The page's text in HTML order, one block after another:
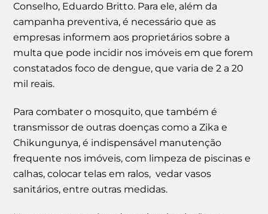
Conselho, Eduardo Britto. Para ele, além da
campanha preventiva, é necessário que as
empresas informem aos proprietários sobre a
multa que pode incidir nos imóveis em que forem
constatados foco de dengue, que varia de 2 a 20
mil reais.
Para combater o mosquito, que também é
transmissor de outras doenças como a Zika e
Chikungunya, é indispensável manutenção
frequente nos imóveis, com limpeza de piscinas e
calhas, colocar telas em ralos, vedar vasos
sanitários, entre outras medidas.